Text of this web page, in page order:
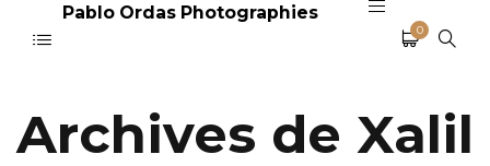
Pablo Ordas Photographies
0
Archives de Xalil